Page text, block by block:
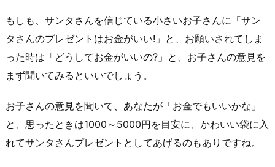
もしも、サンタさんを信じている小さいお子さんに「サン
タさんのプレゼントはお金がいい!」と、お願いされてしま
った時は「どうしてお金がいいの?」と、お子さんの意見を
まず聞いてみるといいでしょう。
お子さんの意見を聞いて、あなたが「お金でもいいかな」
と、思ったときは1000～5000円を目安に、かわいい袋に入
れてサンタさんプレゼントとしてあげるのもありですね。